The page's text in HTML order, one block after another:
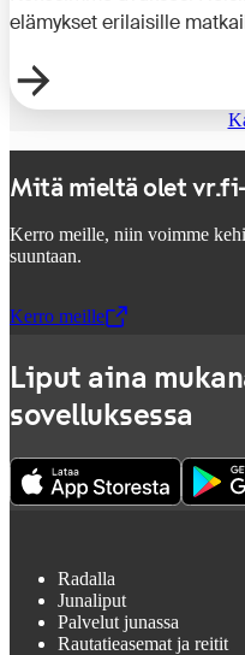
elämykset erilaisille
Mitä mieltä olet
Kerro meille, niin voimme
suuntaan.
Kerro meille
,Avataan uudessa välilehdessä
Liput aina
sovelluksessa
Radalla
Junaliput
Palvelut junassa
Rautatieasemat ja reitit